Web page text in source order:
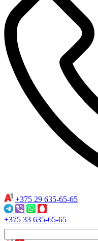
+375 29 635-65-65
+375 33 635-65-65